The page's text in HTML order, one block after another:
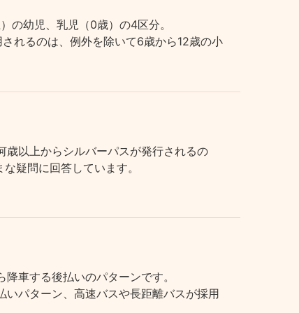
の幼児、乳児（0歳）の4区分。
れるのは、例外を除いて6歳から12歳の小
以上からシルバーパスが発行されるの
疑問に回答しています。
車する後払いのパターンです。
パターン、高速バスや長距離バスが採用